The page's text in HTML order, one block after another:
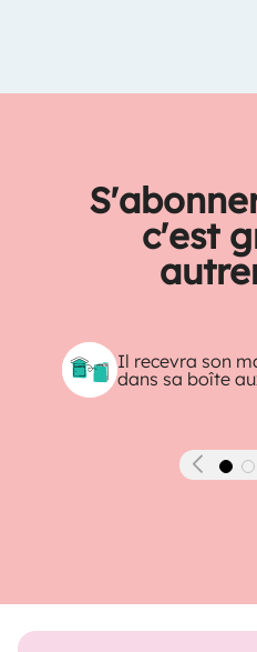
c'est
Il recevra son
dans sa boîte